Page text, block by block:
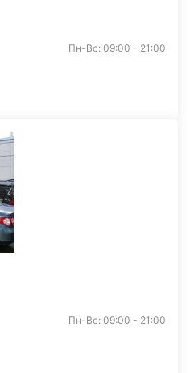
Пн-Вс: 09:00 - 21:00
Пн-Вс: 09:00 - 21:00